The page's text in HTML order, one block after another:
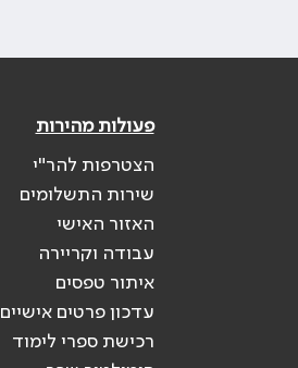
פעולות מהירות
הצטרפות להר"י
שירות התשלומים
האזור האישי
עבודה וקריירה
איתור טפסים
עדכון פרטים אישיים
רכישת ספרי לימוד